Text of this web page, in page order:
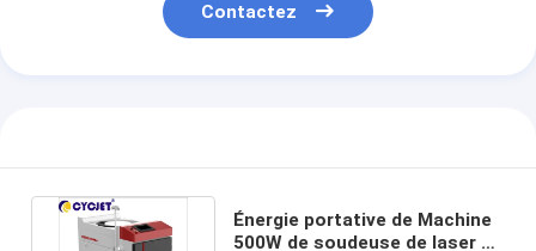
Contactez
Énergie portative de Machine
500W de soudeuse de laser de